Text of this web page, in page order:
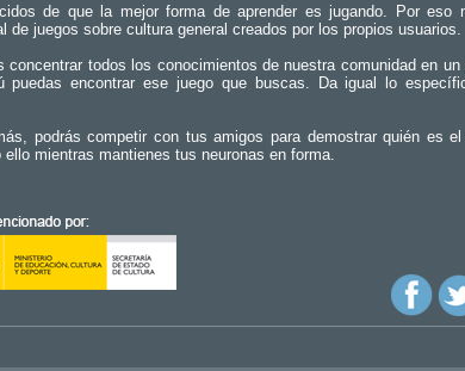
de que la mejor forma de aprender es jugando. Por eso
de juegos sobre cultura general creados por los propios usuarios.
concentrar todos los conocimientos de nuestra comunidad en un
puedas encontrar ese juego que buscas. Da igual lo
podrás competir con tus amigos para demostrar quién es
mientras mantienes tus neuronas en forma.